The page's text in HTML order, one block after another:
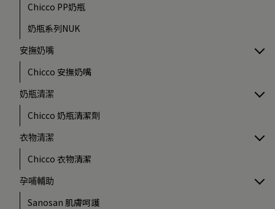
Chicco PP奶瓶
奶瓶系列NUK
安撫奶嘴
Chicco 安撫奶嘴
奶瓶清潔
Chicco 奶瓶清潔劑
衣物清潔
Chicco 衣物清潔
孕哺輔助
Sanosan 肌膚呵護